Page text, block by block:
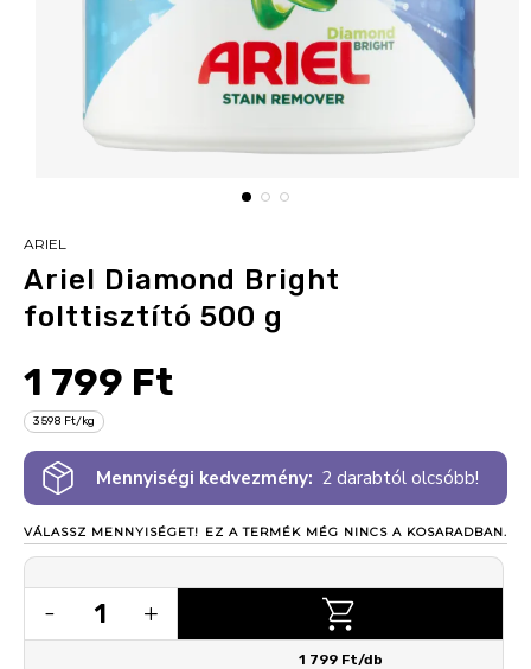
ARIEL
Ariel Diamond Bright
folttisztító 500 g
1 799 Ft
3 598 Ft/kg
Mennyiségi kedvezmény: 2 darabtól olcsóbb!
VÁLASSZ MENNYISÉGET! EZ A TERMÉK MÉG NINCS A KOSARADBAN.
- 1 +
1 799 Ft/db